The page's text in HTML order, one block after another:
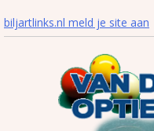
biljartlinks.nl meld je site aan